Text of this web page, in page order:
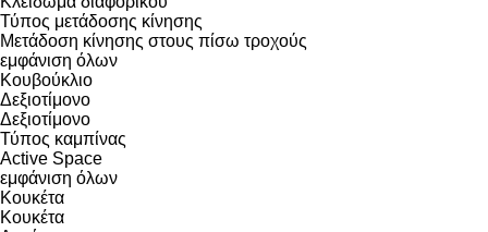
Τύπος μετάδοσης κίνησης
Μετάδοση κίνησης στους πίσω τροχούς
εμφάνιση όλων
Κουβούκλιο
Δεξιοτίμονο
Δεξιοτίμονο
Τύπος καμπίνας
Active Space
εμφάνιση όλων
Κουκέτα
Κουκέτα